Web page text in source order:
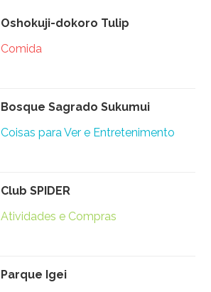
Oshokuji-dokoro Tulip
Comida
Bosque Sagrado Sukumui
Coisas para Ver e Entretenimento
Club SPIDER
Atividades e Compras
Parque Igei